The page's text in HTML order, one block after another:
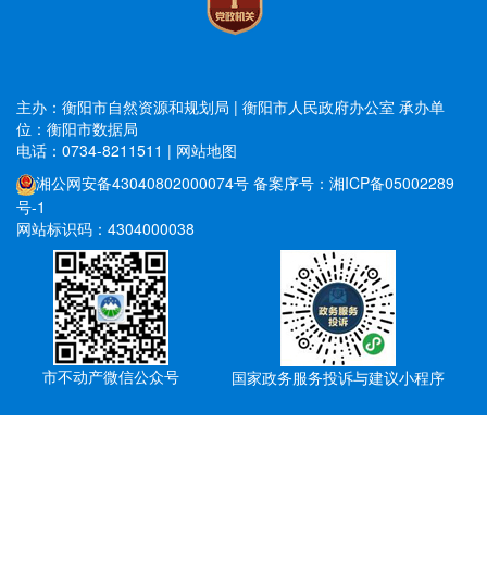
主办：衡阳市自然资源和规划局 | 衡阳市人民政府办公室 承办单
位：衡阳市数据局
电话：0734-8211511 | 网站地图
湘公网安备43040802000074号 备案序号：湘ICP备05002289
号-1
网站标识码：4304000038
市不动产微信公众号 国家政务服务投诉与建议小程序